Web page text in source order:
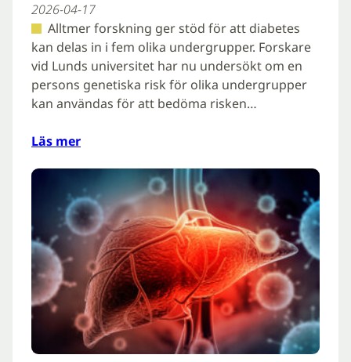
2026-04-17
Alltmer forskning ger stöd för att diabetes
kan delas in i fem olika undergrupper. Forskare
vid Lunds universitet har nu undersökt om en
persons genetiska risk för olika undergrupper
kan användas för att bedöma risken…
Läs mer